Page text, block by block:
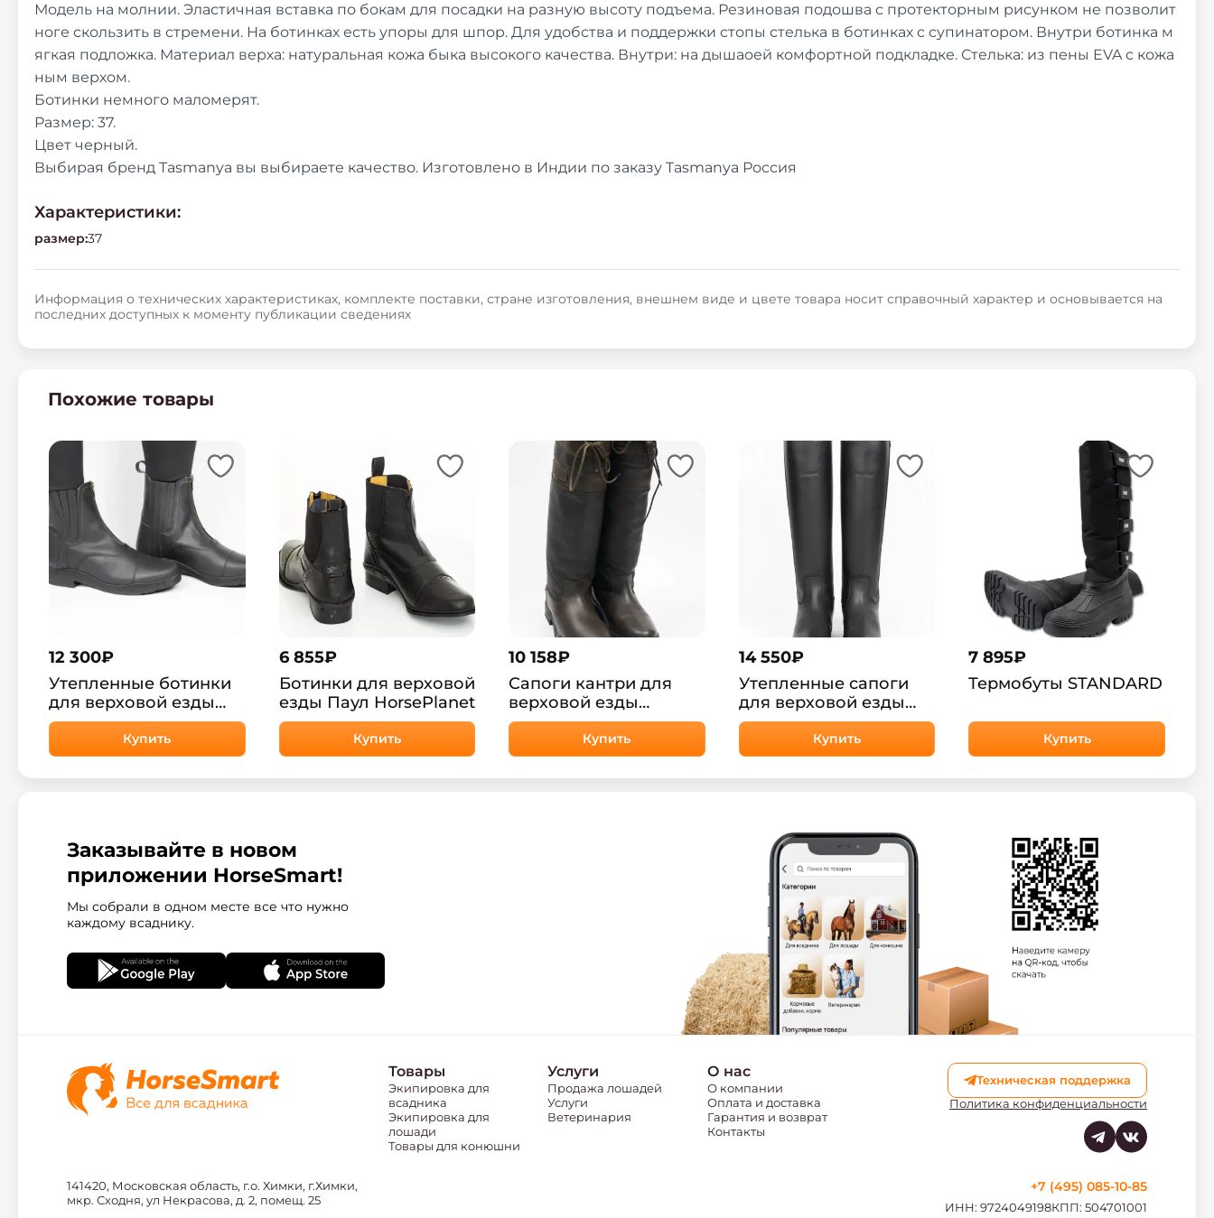
Модель на молнии. Эластичная вставка по бокам для посадки на разную высоту подъема. Резиновая подошва с протекторным рисунком не позволит
ноге скользить в стремени. На ботинках есть упоры для шпор. Для удобства и поддержки стопы стелька в ботинках с супинатором. Внутри ботинка м
ягкая подложка. Материал верха: натуральная кожа быка высокого качества. Внутри: на дышаoей комфортной подкладке. Стелька: из пены EVA с кожа
ным верхом.
Ботинки немного маломерят.
Размер: 37.
Цвет черный.
Выбирая бренд Tasmanya вы выбираете качество. Изготовлено в Индии по заказу Tasmanya Россия
Характеристики:
размер:37
Информация о технических характеристиках, комплекте поставки, стране изготовления, внешнем виде и цвете товара носит справочный характер и основывается на
последних доступных к моменту публикации сведениях
Похожие товары
12 300₽
Утепленные ботинки
для верховой езды
Кобар HorsePlanet
Купить
6 855₽
Ботинки для верховой
езды Паул HorsePlanet
Купить
10 158₽
Сапоги кантри для
верховой езды
Оутдор HorsePlanet
Купить
14 550₽
Утепленные сапоги
для верховой езды
Коона HorsePlanet
Купить
7 895₽
Термобуты STANDARD
Купить
Заказывайте в новом
приложении HorseSmart!
Мы собрали в одном месте все что нужно
каждому всаднику.
Товары
Экипировка для
всадника
Экипировка для
лошади
Товары для конюшни
Услуги
Продажа лошадей
Услуги
Ветеринария
О нас
О компании
Оплата и доставка
Гарантия и возврат
Контакты
Техническая поддержка
Политика конфиденциальности
141420, Московская область, г.о. Химки, г.Химки,
мкр. Сходня, ул Некрасова, д. 2, помещ. 25
+7 (495) 085-10-85
ИНН: 9724049198КПП: 504701001